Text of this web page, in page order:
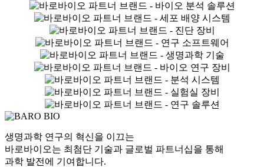
생명과학 연구의 혁신을 이끄는
바로바이오는 최첨단 기술과 글로벌 파트너십을 통해
과학 발전에 기여합니다.